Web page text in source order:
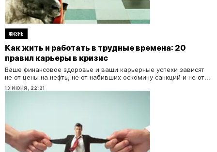
ЖИЗНЬ
Как жить и работать в трудные времена: 20
правил карьеры в кризис
Ваше финансовое здоровье и ваши карьерные успехи зависят
не от цены на нефть, не от набивших оскомину санкций и не от...
13 ИЮНЯ, 22:21